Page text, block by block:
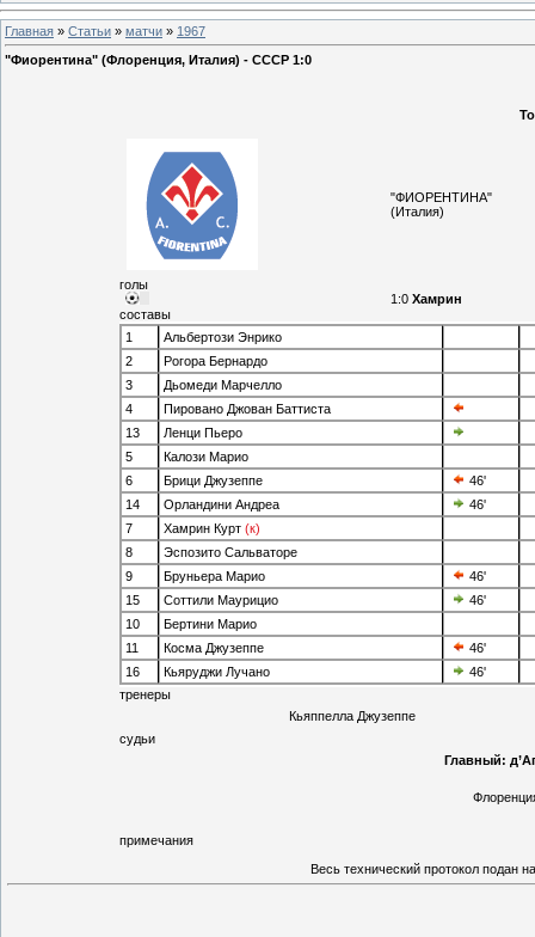
Главная » Статьи » матчи » 1967
"Фиорентина" (Флоренция, Италия) - СССР 1:0
"ФИОРЕНТИНА"
(Италия)
голы
1:0 Хамрин
составы
1
Альбертози Энрико
2
Рогора Бернардо
3
Дьомеди Марчелло
4
Пировано Джован Баттиста
13
Ленци Пьеро
5
Калози Марио
6
Брици Джузеппе
46'
14
Орландини Андреа
46'
7
Хамрин Курт (к)
8
Эспозито Сальваторе
9
Бруньера Марио
46'
15
Соттили Маурицио
46'
10
Бертини Марио
11
Косма Джузеппе
46'
16
Кьяруджи Лучано
46'
тренеры
Кьяппелла Джузеппе
судьи
Главный:
примечания
Весь технический протокол подан